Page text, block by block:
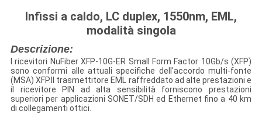
Infissi a caldo, LC duplex, 1550nm, EML,
modalità singola
Descrizione:
I ricevitori NuFiber XFP-10G-ER Small Form Factor 10Gb/s (XFP)
sono conformi alle attuali specifiche dell'accordo multi-fonte
(MSA) XFP.Il trasmettitore EML raffreddato ad alte prestazioni e
il ricevitore PIN ad alta sensibilità forniscono prestazioni
superiori per applicazioni SONET/SDH ed Ethernet fino a 40 km
di collegamenti ottici.